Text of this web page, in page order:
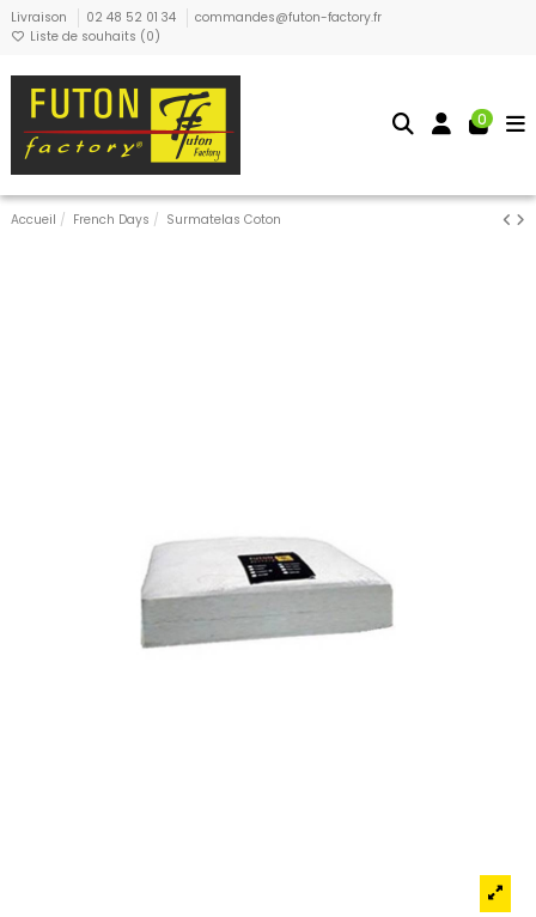
Livraison 02 48 52 01 34
commandes@futon-factory.fr
Liste de souhaits (0)
0
Accueil French Days Surmatelas Coton